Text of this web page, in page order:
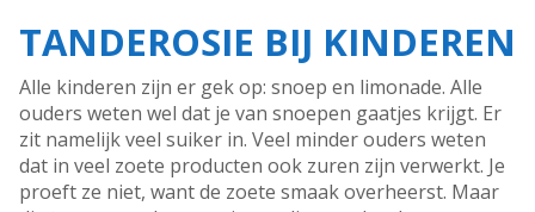
TANDEROSIE BIJ KINDEREN
Alle kinderen zijn er gek op: snoep en limonade. Alle
ouders weten wel dat je van snoepen gaatjes krijgt. Er
zit namelijk veel suiker in. Veel minder ouders weten
dat in veel zoete producten ook zuren zijn verwerkt. Je
proeft ze niet, want de zoete smaak overheerst. Maar